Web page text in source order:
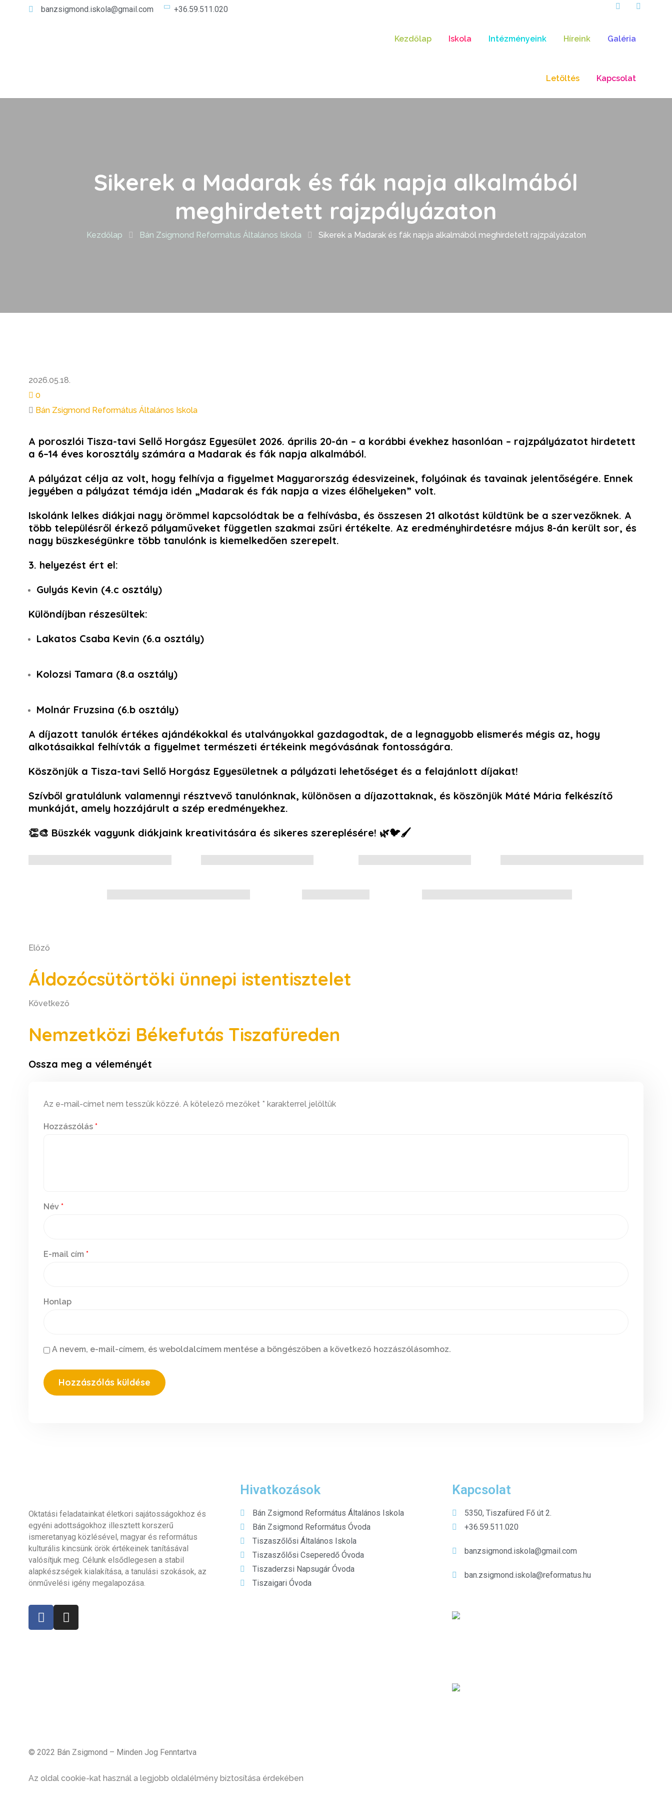
banzsigmond.iskola@gmail.com +36.59.511.020
Kezdőlap Iskola Intézményeink Híreink Galéria
Letöltés Kapcsolat
Sikerek a Madarak és fák napja alkalmából
meghirdetett rajzpályázaton
Kezdőlap Bán Zsigmond Református Általános Iskola Sikerek a Madarak és fák napja alkalmából meghirdetett rajzpályázaton
2026.05.18.
0
Bán Zsigmond Református Általános Iskola
A poroszlói Tisza-tavi Sellő Horgász Egyesület 2026. április 20-án – a korábbi évekhez hasonlóan – rajzpályázatot hirdetett
a 6–14 éves korosztály számára a Madarak és fák napja alkalmából.
A pályázat célja az volt, hogy felhívja a figyelmet Magyarország édesvizeinek, folyóinak és tavainak jelentőségére. Ennek
jegyében a pályázat témája idén „Madarak és fák napja a vizes élőhelyeken” volt.
Iskolánk lelkes diákjai nagy örömmel kapcsolódtak be a felhívásba, és összesen 21 alkotást küldtünk be a szervezőknek. A
több településről érkező pályaműveket független szakmai zsűri értékelte. Az eredményhirdetésre május 8-án került sor, és
nagy büszkeségünkre több tanulónk is kiemelkedően szerepelt.
3. helyezést ért el:
Gulyás Kevin (4.c osztály)
Különdíjban részesültek:
Lakatos Csaba Kevin (6.a osztály)
Kolozsi Tamara (8.a osztály)
Molnár Fruzsina (6.b osztály)
A díjazott tanulók értékes ajándékokkal és utalványokkal gazdagodtak, de a legnagyobb elismerés mégis az, hogy
alkotásaikkal felhívták a figyelmet természeti értékeink megóvásának fontosságára.
Köszönjük a Tisza-tavi Sellő Horgász Egyesületnek a pályázati lehetőséget és a felajánlott díjakat!
Szívből gratulálunk valamennyi résztvevő tanulónknak, különösen a díjazottaknak, és köszönjük Máté Mária felkészítő
munkáját, amely hozzájárult a szép eredményekhez.
👏🎨 Büszkék vagyunk diákjaink kreativitására és sikeres szereplésére! 🌿🐦🖌️
Előző
Áldozócsütörtöki ünnepi istentisztelet
Következő
Nemzetközi Békefutás Tiszafüreden
Ossza meg a véleményét
Az e-mail-címet nem tesszük közzé. A kötelező mezőket * karakterrel jelöltük
Hozzászólás *
Név *
E-mail cím *
Honlap
A nevem, e-mail-címem, és weboldalcímem mentése a böngészőben a következő hozzászólásomhoz.
Oktatási feladatainkat életkori sajátosságokhoz és
egyéni adottságokhoz illesztett korszerű
ismeretanyag közlésével, magyar és református
kulturális kincsünk örök értékeinek tanításával
valósítjuk meg. Célunk elsődlegesen a stabil
alapkészségek kialakítása, a tanulási szokások, az
önművelési igény megalapozása.
Hivatkozások
Bán Zsigmond Református Általános Iskola
Bán Zsigmond Református Óvoda
Tiszaszőlősi Általános Iskola
Tiszaszőlősi Cseperedő Óvoda
Tiszaderzsi Napsugár Óvoda
Tiszaigari Óvoda
Kapcsolat
5350, Tiszafüred Fő út 2.
+36.59.511.020
banzsigmond.iskola@gmail.com
ban.zsigmond.iskola@reformatus.hu
© 2022 Bán Zsigmond – Minden Jog Fenntartva
Az oldal cookie-kat használ a legjobb oldalélmény biztosítása érdekében